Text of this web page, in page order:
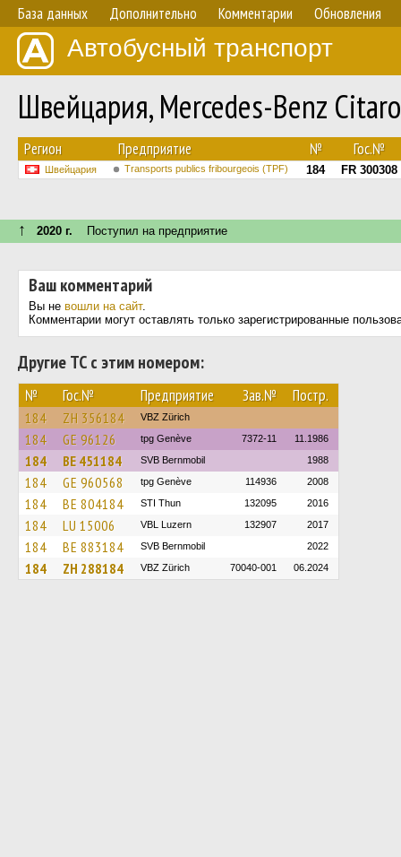
База данных Дополнительно Комментарии Обновления
Автобусный транспорт
Швейцария, Mercedes-Benz
Регион Предприятие № Гос.№
Швейцария Transports publics fribourgeois (TPF) 184 FR 300308
↑ 2020 г. Поступил на предприятие
Ваш комментарий
Вы не вошли на сайт.
Комментарии могут оставлять только зарегистрированные
Другие ТС с этим номером:
№ Гос.№ Предприятие Зав.№ Постр.
184 ZH 356184 VBZ Zürich
184 GE 96126 tpg Genève 7372-11 11.1986
184 BE 451184 SVB Bernmobil 1988
184 GE 960568 tpg Genève 114936 2008
184 BE 804184 STI Thun 132095 2016
184 LU 15006 VBL Luzern 132907 2017
184 BE 883184 SVB Bernmobil 2022
184 ZH 288184 VBZ Zürich 70040-001 06.2024